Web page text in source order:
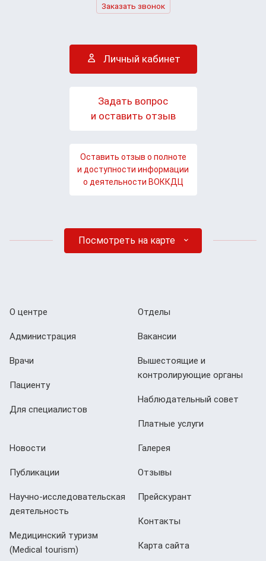
Заказать звонок
Личный кабинет
Задать вопрос
и оставить отзыв
Оставить отзыв о полноте
и доступности информации
о деятельности ВОККДЦ
Посмотреть на карте
О центре
Администрация
Врачи
Пациенту
Для специалистов
Отделы
Вакансии
Вышестоящие и
контролирующие органы
Наблюдательный совет
Платные услуги
Новости
Публикации
Научно-исследовательская
деятельность
Медицинский туризм
(Мedical tourism)
Галерея
Отзывы
Прейскурант
Контакты
Карта сайта